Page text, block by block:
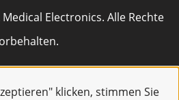
klicken, stimmen Sie
Electronics. Alle Rechte